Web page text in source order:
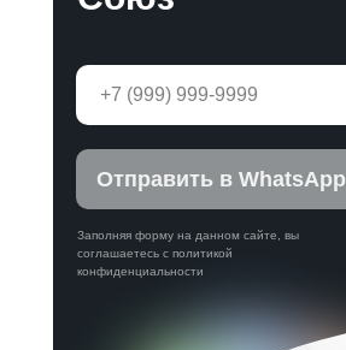
Заполняя форму на данном сайте, вы
соглашаетесь с политикой
конфиденциальности
Отправить в WhatsApp